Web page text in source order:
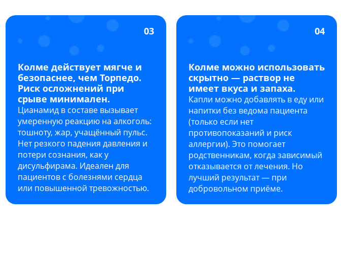
03
Колме действует мягче и
безопаснее, чем Торпедо.
Риск осложнений при
срыве минимален.
Цианамид в составе вызывает
умеренную реакцию на алкоголь:
тошноту, жар, учащённый пульс.
Нет резкого падения давления и
потери сознания, как у
дисульфирама. Идеален для
пациентов с болезнями сердца
или повышенной тревожностью.
04
Колме можно использовать
скрытно — раствор не
имеет вкуса и запаха.
Капли можно добавлять в еду или
напитки без ведома пациента
(только если нет
противопоказаний и риск
аллергии). Это помогает
родственникам, когда зависимый
отказывается от лечения. Но
лучший результат — при
добровольном приёме.